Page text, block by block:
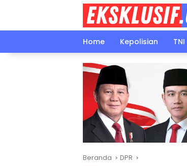
Home
Kepolisian TNI
Beranda DPR